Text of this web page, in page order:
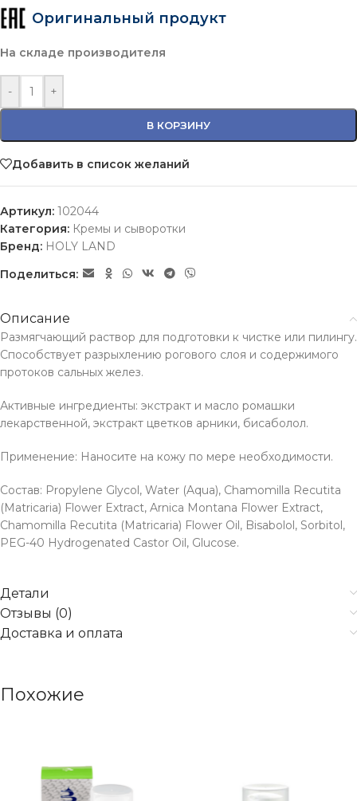
Оригинальный продукт
На складе производителя
- +
В КОРЗИНУ
Добавить в список желаний
Артикул: 102044
Категория: Кремы и сыворотки
Бренд: HOLY LAND
Поделиться:
Описание
Размягчающий раствор для подготовки к чистке или пилингу.
Способствует разрыхлению рогового слоя и содержимого
протоков сальных желез.
Активные ингредиенты: экстракт и масло ромашки
лекарственной, экстракт цветков арники, бисаболол.
Применение: Наносите на кожу по мере необходимости.
Состав: Propylene Glycol, Water (Aqua), Chamomilla Recutita
(Matricaria) Flower Extract, Arnica Montana Flower Extract,
Chamomilla Recutita (Matricaria) Flower Oil, Bisabolol, Sorbitol,
PEG-40 Hydrogenated Castor Oil, Glucose.
Детали
Отзывы (0)
Доставка и оплата
Похожие